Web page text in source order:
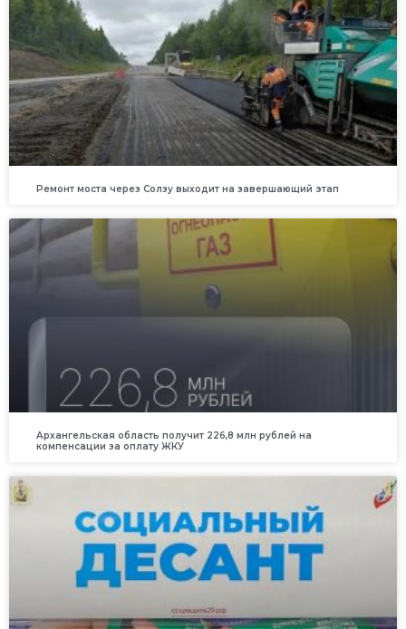
Ремонт моста через Солзу выходит на завершающий этап
Архангельская область получит 226,8 млн рублей на
компенсации за оплату ЖКУ